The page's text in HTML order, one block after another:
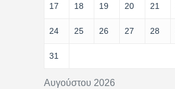
Αυγούστου 2026
17 18 19 20 21
24 25 26 27 28
31